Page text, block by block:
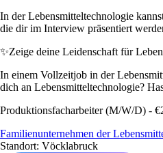
In der Lebensmitteltechnologie
die dir im Interview präsentiert
✨Zeige deine Leidenschaft für
In einem Vollzeitjob in der
dich an Lebensmitteltechnologie?
Produktionsfacharbeiter (M/W/D) -
Familienunternehmen der
Standort: Vöcklabruck